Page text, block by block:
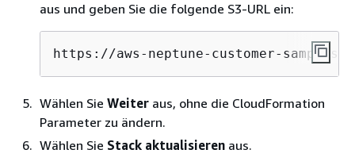
aus und geben Sie die folgende S3-URL ein:
https://aws-neptune-customer-
Wählen Sie Weiter aus, ohne die CloudFormation
Parameter zu ändern.
Wählen Sie Stack aktualisieren aus.